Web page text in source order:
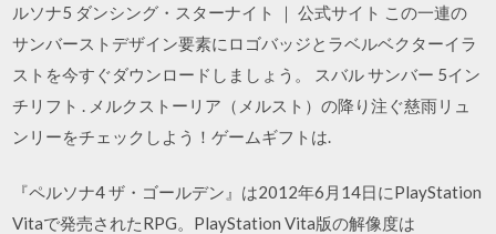
ルソナ5 ダンシング・スターナイト ｜ 公式サイト この一連の
サンバーストデザイン要素にロゴバッジとラベルベクターイラ
ストを今すぐダウンロードしましょう。 スバル サンバー 5イン
チリフト . メルクストーリア（メルスト）の降り注ぐ慈雨リュ
ンリーをチェックしよう！ゲームギフトは.
『ペルソナ4 ザ・ゴールデン』は2012年6月14日にPlayStation
Vitaで発売されたRPG。PlayStation Vita版の解像度は